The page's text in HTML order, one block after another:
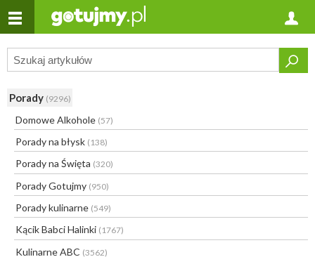
Porady (9296)
Domowe Alkohole (57)
Porady na błysk (138)
Porady na Święta (320)
Porady Gotujmy (950)
Porady kulinarne (549)
Kącik Babci Halinki (1767)
Kulinarne ABC (3562)